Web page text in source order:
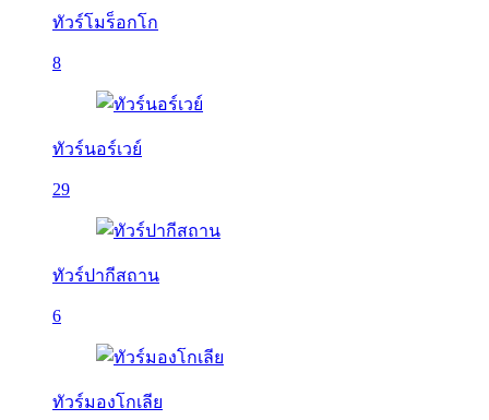
ทัวร์โมร็อกโก
8
ทัวร์นอร์เวย์
29
ทัวร์ปากีสถาน
6
ทัวร์มองโกเลีย